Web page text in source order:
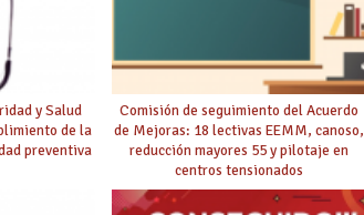
y Salud
de la
preventiva
Comisión de seguimiento del Acuerdo
de Mejoras: 18 lectivas EEMM, canoso,
reducción mayores 55 y pilotaje en
centros tensionados